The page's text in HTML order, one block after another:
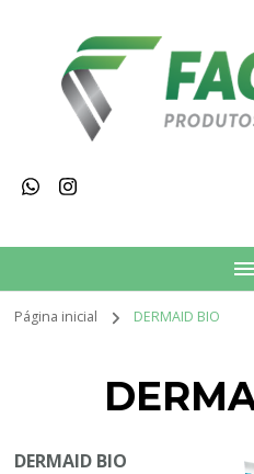
Página inicial DERMAID BIO
DERMAID BIO